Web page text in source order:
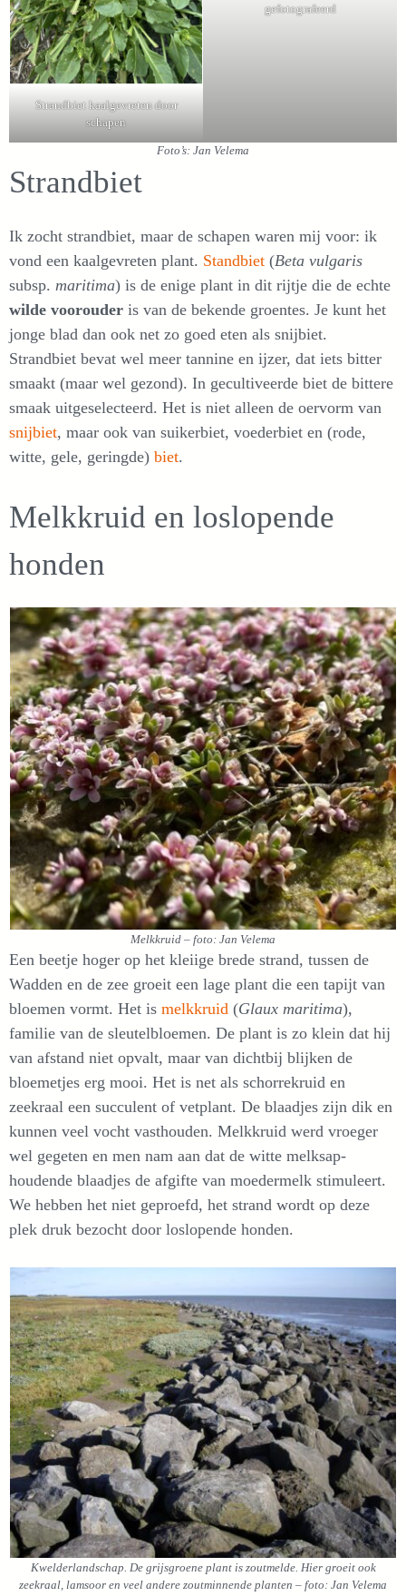
Strandbiet kaalgevreten door
schapen
gefotografeerd
Foto’s: Jan Velema
Strandbiet
Ik zocht strandbiet, maar de schapen waren mij voor: ik
vond een kaalgevreten plant. Standbiet (Beta vulgaris
subsp. maritima) is de enige plant in dit rijtje die de echte
wilde voorouder is van de bekende groentes. Je kunt het
jonge blad dan ook net zo goed eten als snijbiet.
Strandbiet bevat wel meer tannine en ijzer, dat iets bitter
smaakt (maar wel gezond). In gecultiveerde biet de bittere
smaak uitgeselecteerd. Het is niet alleen de oervorm van
snijbiet, maar ook van suikerbiet, voederbiet en (rode,
witte, gele, geringde) biet.
Melkkruid en loslopende
honden
Melkkruid – foto: Jan Velema
Een beetje hoger op het kleiige brede strand, tussen de
Wadden en de zee groeit een lage plant die een tapijt van
bloemen vormt. Het is melkkruid (Glaux maritima),
familie van de sleutelbloemen. De plant is zo klein dat hij
van afstand niet opvalt, maar van dichtbij blijken de
bloemetjes erg mooi. Het is net als schorrekruid en
zeekraal een succulent of vetplant. De blaadjes zijn dik en
kunnen veel vocht vasthouden. Melkkruid werd vroeger
wel gegeten en men nam aan dat de witte melksap-
houdende blaadjes de afgifte van moedermelk stimuleert.
We hebben het niet geproefd, het strand wordt op deze
plek druk bezocht door loslopende honden.
Kwelderlandschap. De grijsgroene plant is zoutmelde. Hier groeit ook
zeekraal, lamsoor en veel andere zoutminnende planten – foto: Jan Velema